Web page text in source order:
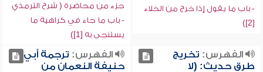
- باب ما يقول إذا خرج من الخلاء
[2])
جزء من محاضرة ( شرح الترمذي
- باب ما جاء في كراهية ما
يستنجى به [1])
الفهرس: تخريج
طرق حديث: (لا
الفهرس: ترجمة أبي
حنيفة النعمان من